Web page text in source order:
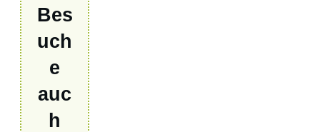
Bes
uch
e
auc
h